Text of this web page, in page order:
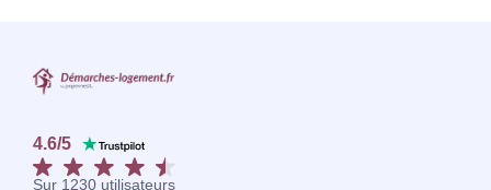
4.6/5
Sur 1230 utilisateurs